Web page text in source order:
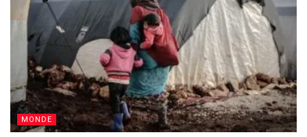
MONDE